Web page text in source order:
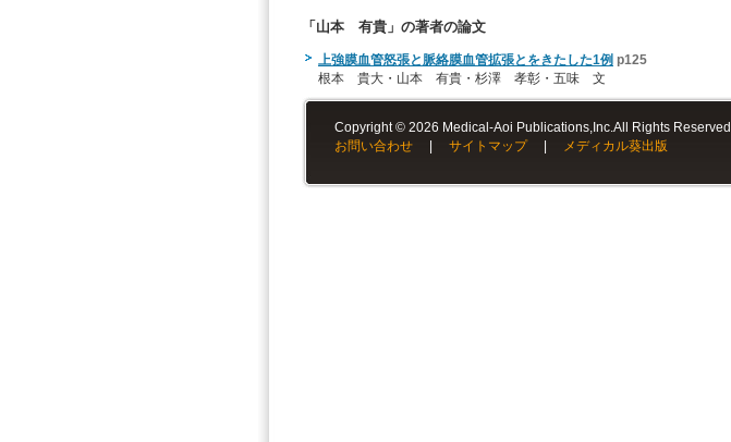
「山本 有貴」の著者の論文
上強膜血管怒張と脈絡膜血管拡張とをきたした1例 p125
根本 貴大・山本 有貴・杉澤 孝彰・五味 文
Copyright © 2026 Medical-Aoi Publications,Inc.All Rights Reserved.
お問い合わせ | サイトマップ| メディカル葵出版